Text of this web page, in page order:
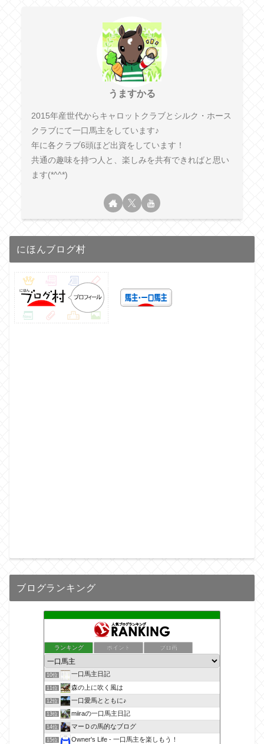
うますかる
2015年産世代からキャロットクラブとシルク・ホース
クラブにて一口馬主をしています♪
年に各クラブ6頭ほど出資をしています！
共通の趣味を持つ人と、楽しみを共有できればと思い
ます(*^^*)
にほんブログ村
ブログランキング
ランキング ポイント ブロ画
10位 一口馬主日記
11位 森の上に吹く風は
12位 一口愛馬とともに♪
13位 miiraの一口馬主日記
14位 マーＤの馬的なブログ
15位 Owner's Life - 一口馬主を楽しもう！